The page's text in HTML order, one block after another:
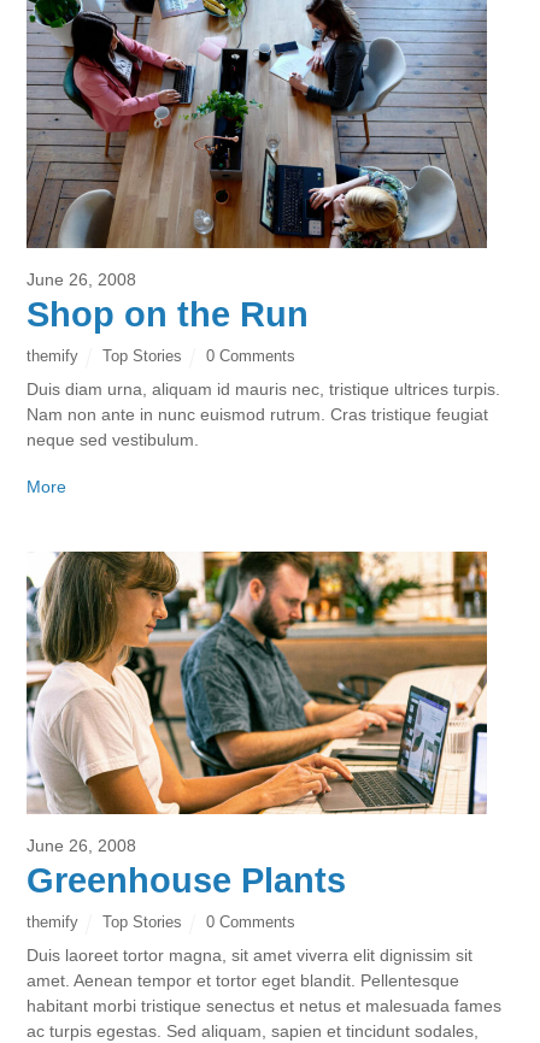
June 26, 2008
Shop on the Run
themify Top Stories 0 Comments
Duis diam urna, aliquam id mauris nec, tristique ultrices turpis.
Nam non ante in nunc euismod rutrum. Cras tristique feugiat
neque sed vestibulum.
More
June 26, 2008
Greenhouse Plants
themify Top Stories 0 Comments
Duis laoreet tortor magna, sit amet viverra elit dignissim sit
amet. Aenean tempor et tortor eget blandit. Pellentesque
habitant morbi tristique senectus et netus et malesuada fames
ac turpis egestas. Sed aliquam, sapien et tincidunt sodales,